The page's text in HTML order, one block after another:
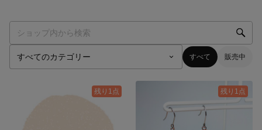
すべて 販売中
残り1点 残り1点